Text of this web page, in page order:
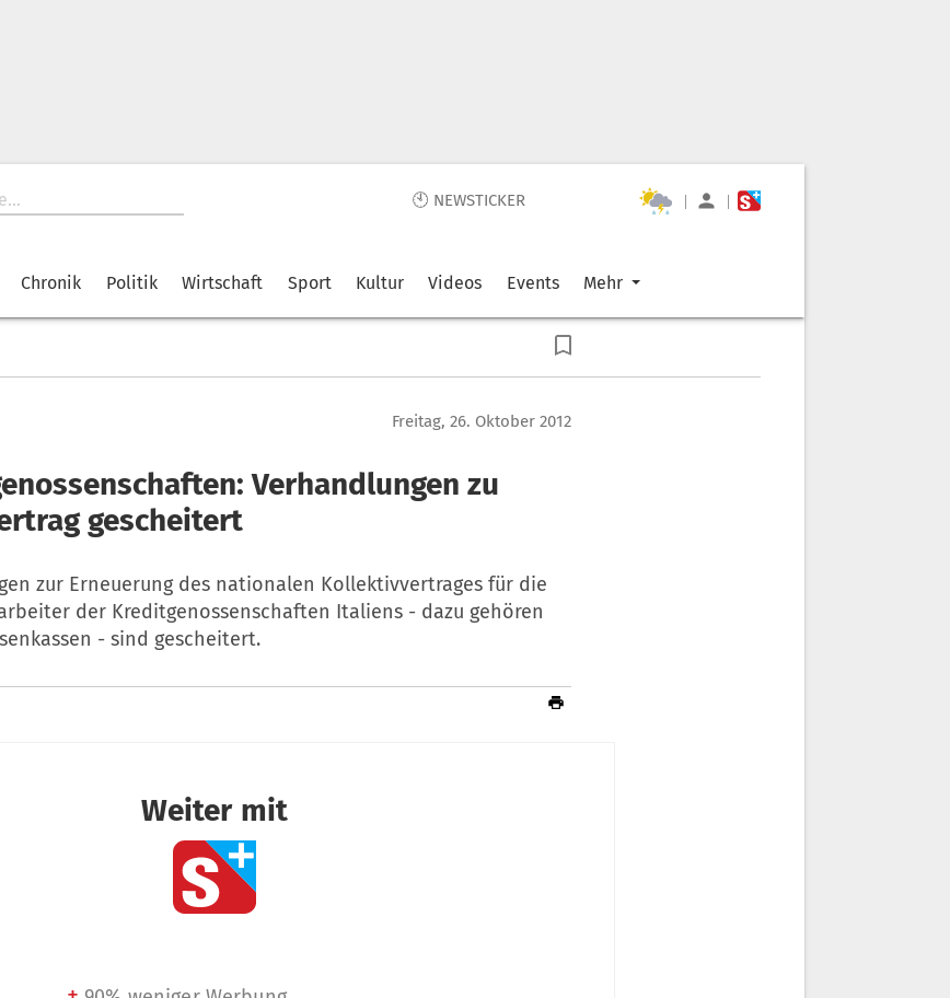
🕙 NEWSTICKER | |
Chronik Politik Wirtschaft Sport Kultur Videos Events Mehr
Freitag, 26. Oktober 2012
Verhandlungen zu
gescheitert
zur Erneuerung des nationalen Kollektivvertrages für die
der Kreditgenossenschaften Italiens - dazu gehören
- sind gescheitert.